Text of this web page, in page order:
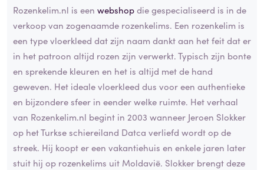
Rozenkelim.nl is een webshopdie gespecialiseerd is in de
verkoop van zogenaamde rozenkelims. Een rozenkelim is
een type vloerkleed dat zijn naam dankt aan het feit dat er
in het patroon altijd rozen zijn verwerkt. Typisch zijn bonte
en sprekende kleuren en het is altijd met de hand
geweven. Het ideale vloerkleed dus voor een authentieke
en bijzondere sfeer in eender welke ruimte. Het verhaal
van Rozenkelim.nl begint in 2003 wanneer Jeroen Slokker
op het Turkse schiereiland Datca verliefd wordt op de
streek. Hij koopt er een vakantiehuis en enkele jaren later
stuit hij op rozenkelims uit Moldavië. Slokker brengt deze